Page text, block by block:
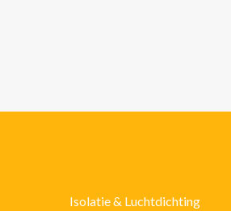
Isolatie & Luchtdichting